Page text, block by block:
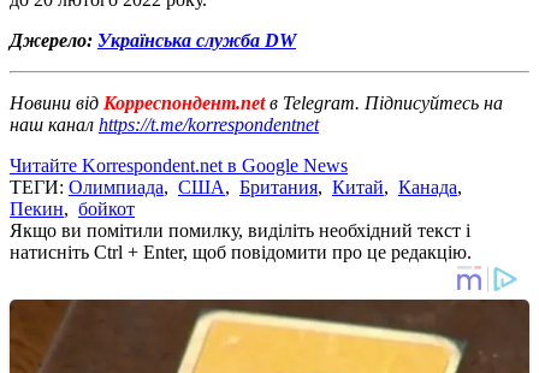
Джерело: Українська служба DW
Новини від Корреспондент.netв Telegram. Підписуйтесь на
наш канал https://t.me/korrespondentnet
Читайте Korrespondent.net в Google News
ТЕГИ: Олимпиада, США, Британия, Китай, Канада,
Пекин, бойкот
Якщо ви помітили помилку, виділіть необхідний текст і
натисніть Ctrl + Enter, щоб повідомити про це редакцію.